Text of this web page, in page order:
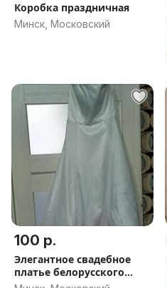
Коробка праздничная
Минск, Московский
100 р.
Элегантное свадебное
платье белорусского
бренда